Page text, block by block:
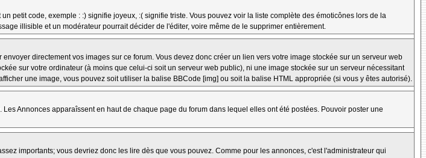
petit code, exemple : :) signifie joyeux, :( signifie triste. Vous pouvez voir la liste complète des émoticônes lors de la
illisible et un modérateur pourrait décider de l'éditer, voire même de le supprimer entièrement.
directement vos images sur ce forum. Vous devez donc créer un lien vers votre image stockée sur un serveur web
sur votre ordinateur (à moins que celui-ci soit un serveur web public), ni une image stockée sur un serveur nécessitant
une image, vous pouvez soit utiliser la balise BBCode [img] ou soit la balise HTML appropriée (si vous y êtes autorisé).
Annonces apparaîssent en haut de chaque page du forum dans lequel elles ont été postées. Pouvoir poster une
importants; vous devriez donc les lire dès que vous pouvez. Comme pour les annonces, c'est l'administrateur qui